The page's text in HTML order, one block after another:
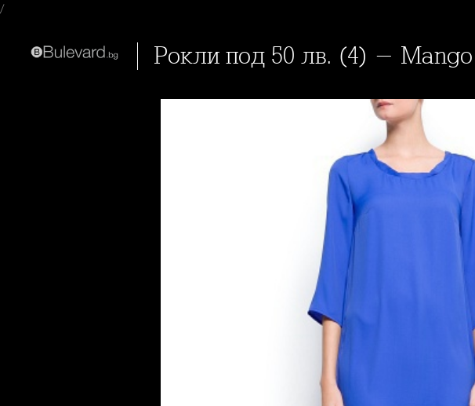
/
Рокли под 50 лв. (4) - Mango